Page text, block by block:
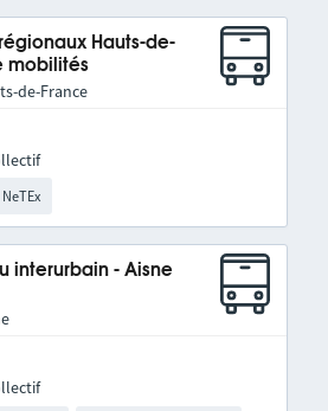
régionaux Hauts-de-
mobilités
de-France
NeTEx
interurbain - Aisne